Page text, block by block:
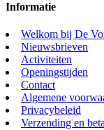
Informatie
Welkom bij De
Nieuwsbrieven
Activiteiten
Openingstijden
Contact
Algemene
Privacybeleid
Verzending en